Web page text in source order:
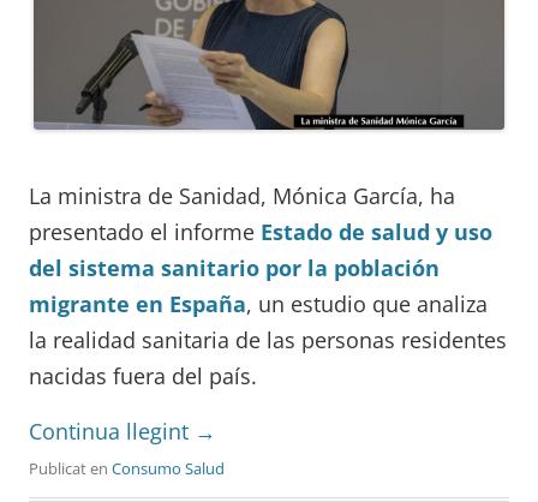
La ministra de Sanidad, Mónica García, ha
presentado el informe Estado de salud y uso
del sistema sanitario por la población
migrante en España, un estudio que analiza
la realidad sanitaria de las personas residentes
nacidas fuera del país.
Continua llegint →
Publicat en Consumo Salud